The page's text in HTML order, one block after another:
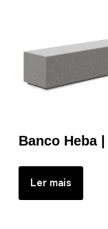
Banco Heba
Ler mais